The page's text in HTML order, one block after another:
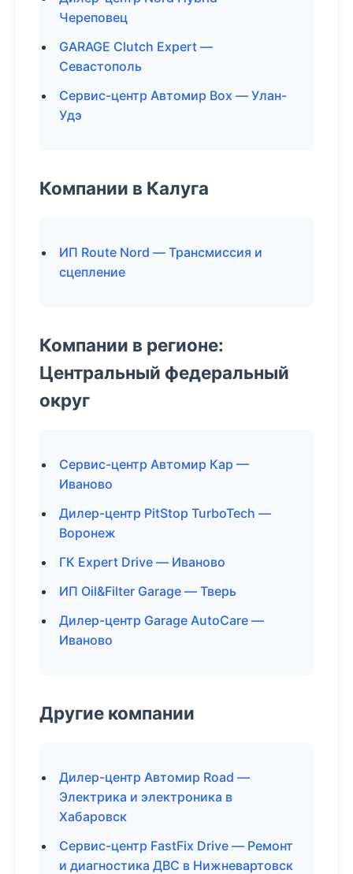
Череповец
GARAGE Clutch Expert —
Севастополь
Сервис-центр Автомир Box — Улан-
Удэ
Компании в Калуга
ИП Route Nord — Трансмиссия и
сцепление
Компании в регионе:
Центральный федеральный
округ
Сервис-центр Автомир Кар —
Иваново
Дилер-центр PitStop TurboTech —
Воронеж
ГК Expert Drive — Иваново
ИП Oil&Filter Garage — Тверь
Дилер-центр Garage AutoCare —
Иваново
Другие компании
Дилер-центр Автомир Road —
Электрика и электроника в
Хабаровск
Сервис-центр FastFix Drive — Ремонт
и диагностика ДВС в Нижневартовск